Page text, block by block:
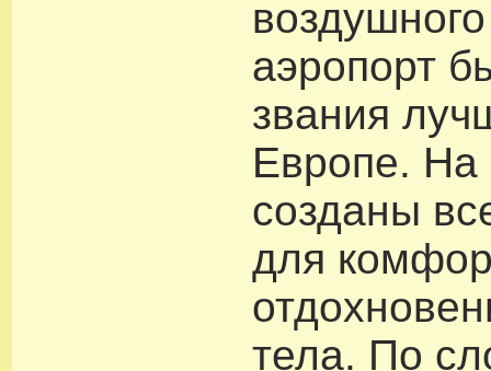
аэропорт
звания
Европе. На
созданы
для
тела. По